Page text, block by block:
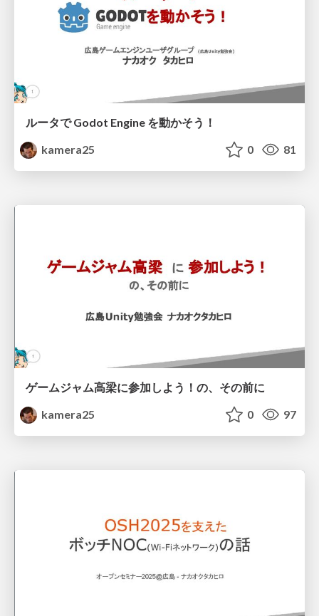
ルータで Godot Engine を動かそう！
kamera25
0 81
ゲームジャム高梁に参加しよう！の、その前に
kamera25
0 97